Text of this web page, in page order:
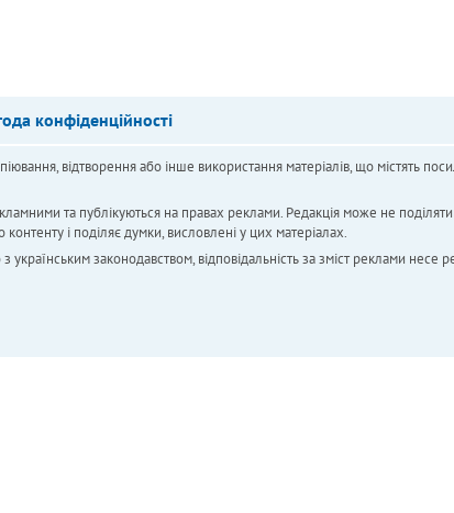
конфіденційності
відтворення або інше використання матеріалів, що містять
та публікуються на правах реклами. Редакція може не поділяти
і поділяє думки, висловлені у цих матеріалах.
законодавством, відповідальність за зміст реклами несе